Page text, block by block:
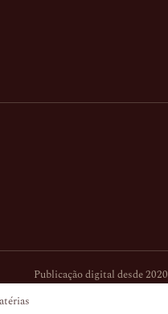
Publicação digital desde 2020